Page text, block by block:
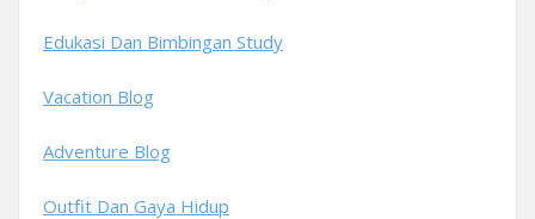
Edukasi Dan Bimbingan Study
Vacation Blog
Adventure Blog
Outfit Dan Gaya Hidup